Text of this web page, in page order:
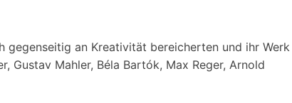
gegenseitig an Kreativität bereicherten und ihr Werk
Gustav Mahler, Béla Bartók, Max Reger, Arnold